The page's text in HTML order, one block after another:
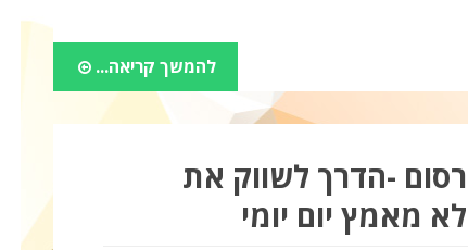
להמשך קריאה...
-הדרך לשווק את
מאמץ יום יומי